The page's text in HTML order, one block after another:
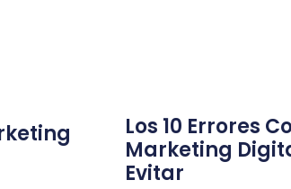
Los 10 Errores
Marketing
Evitar